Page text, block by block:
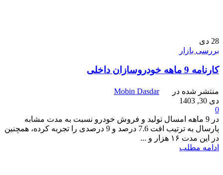
28 دی
بررسی بازار
کارنامه 9 ماهه خودروسازان داخلی
منتشر شده در
Mobin Dasdar
دی 30, 1403
0
در 9 ماهه امسال تولید و فروش خودرو نسبت به مدت مشابه
پارسال به ترتیب افت 7.6 درصد و 9 درصدی را تجربه کرده، همچنین
در این مدت ۱۶ هزار و ...
ادامه مطلب